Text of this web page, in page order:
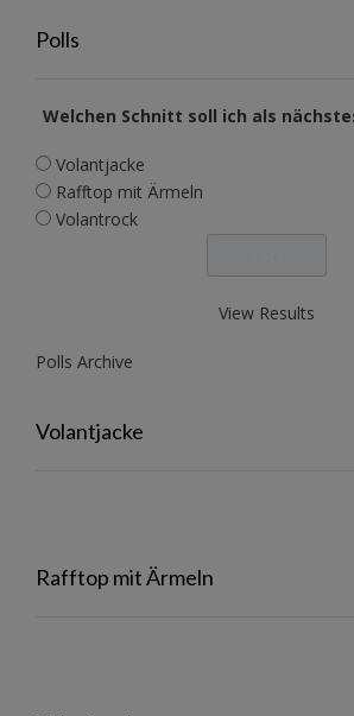
Polls
Welchen Schnitt soll ich als
Volantjacke
Rafftop mit Ärmeln
Volantrock
View Results
Polls Archive
Volantjacke
Rafftop mit Ärmeln